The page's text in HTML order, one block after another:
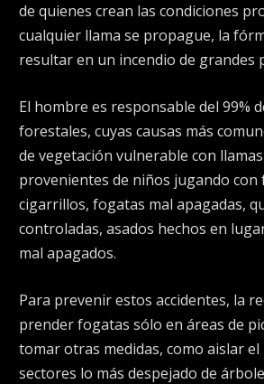
de quienes crean las condiciones
cualquier llama se propague, la
resultar en un incendio de grandes
El hombre es responsable del 99%
forestales, cuyas causas más
de vegetación vulnerable con
provenientes de niños jugando con
cigarrillos, fogatas mal apagadas,
controladas, asados hechos en
mal apagados.
Para prevenir estos accidentes, la
prender fogatas sólo en áreas de
tomar otras medidas, como aislar
sectores lo más despejado de